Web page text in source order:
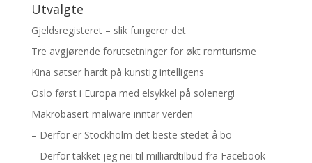
Utvalgte
Gjeldsregisteret – slik fungerer det
Tre avgjørende forutsetninger for økt romturisme
Kina satser hardt på kunstig intelligens
Oslo først i Europa med elsykkel på solenergi
Makrobasert malware inntar verden
– Derfor er Stockholm det beste stedet å bo
– Derfor takket jeg nei til milliardtilbud fra Facebook